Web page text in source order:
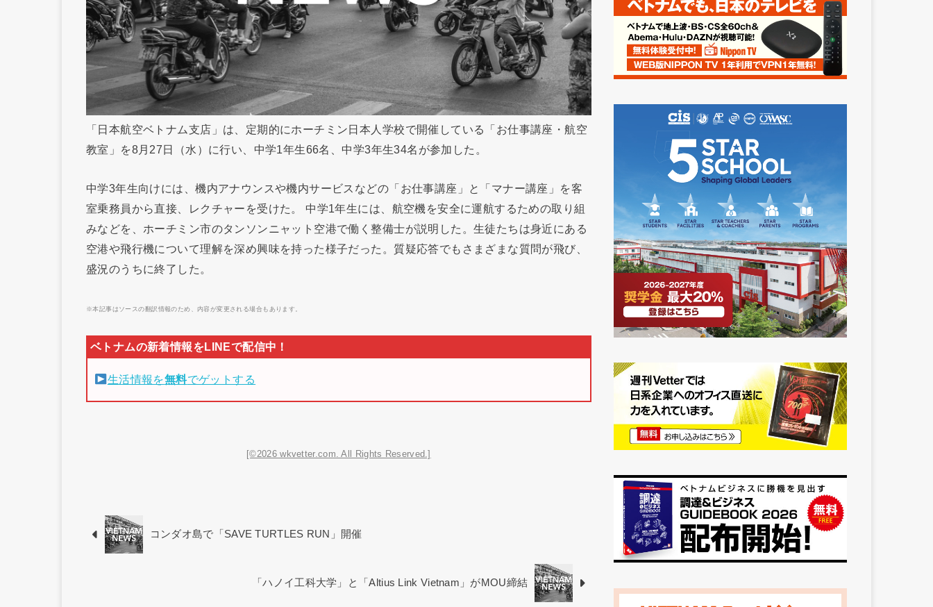
「日本航空ベトナム支店」は、定期的にホーチミン日本人学校で開催している「お仕事講座・航空
教室」を8月27日（水）に行い、中学1年生66名、中学3年生34名が参加した。
中学3年生向けには、機内アナウンスや機内サービスなどの「お仕事講座」と「マナー講座」を客
室乗務員から直接、レクチャーを受けた。 中学1年生には、航空機を安全に運航するための取り組
みなどを、ホーチミン市のタンソンニャット空港で働く整備士が説明した。生徒たちは身近にある
空港や飛行機について理解を深め興味を持った様子だった。質疑応答でもさまざまな質問が飛び、
盛況のうちに終了した。
※本記事はソースの翻訳情報のため、内容が変更される場合もあります。
生活情報を無料でゲットする
[©2026 wkvetter.com. All Rights Reserved.]
コンダオ島で「SAVE TURTLES RUN」開催
「ハノイ工科大学」と「Altius Link Vietnam」がMOU締結